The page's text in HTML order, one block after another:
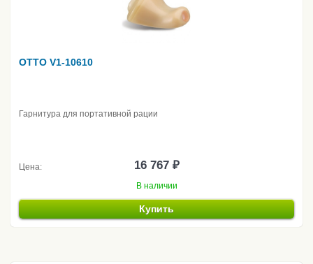
OTTO V1-10610
Гарнитура для портативной рации
Цена: 16 767 ₽
В наличии
Купить